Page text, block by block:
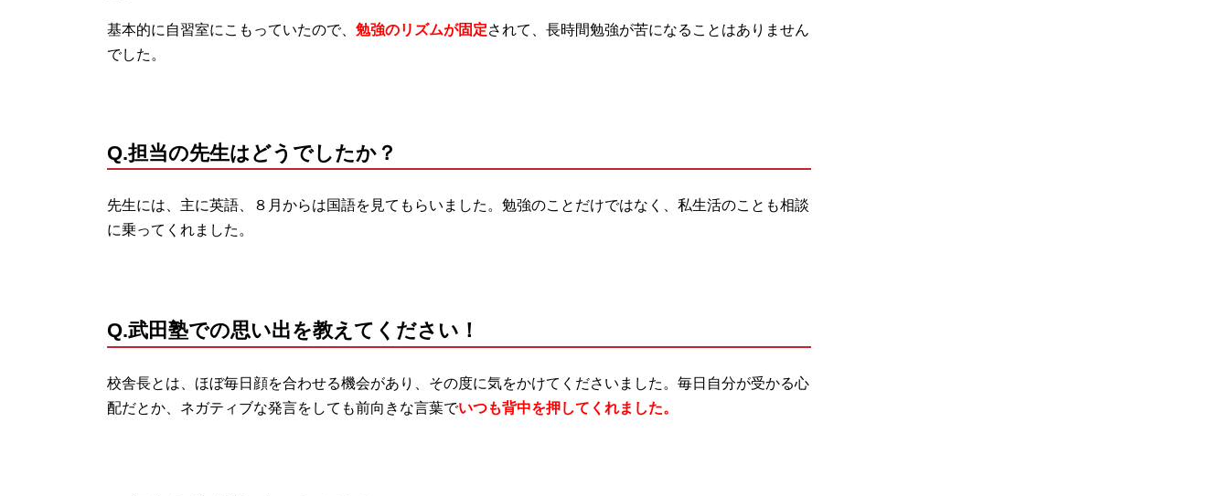
基本的に自習室にこもっていたので、 勉強のリズムが固定されて、長時間勉強が苦になることはありません
でした。
Q.担当の先生はどうでしたか？
先生には、主に英語、８月からは国語を見てもらいました。勉強のことだけではなく、私生活のことも相談
に乗ってくれました。
Q.武田塾での思い出を教えてください！
校舎長とは、ほぼ毎日顔を合わせる機会があり、その度に気をかけてくださいました。毎日自分が受かる心
配だとか、ネガティブな発言をしても前向きな言葉でいつも背中を押してくれました。